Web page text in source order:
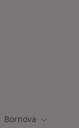
değiştir
Bornova Şehir